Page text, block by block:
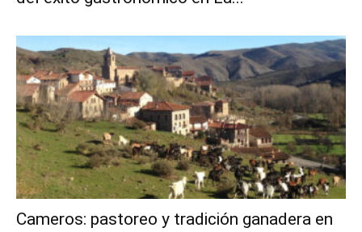
Cameros: pastoreo y tradición ganadera en